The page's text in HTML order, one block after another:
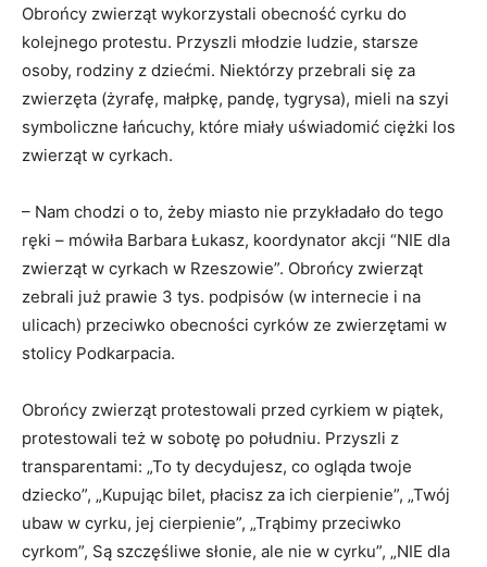
Obrońcy zwierząt wykorzystali obecność cyrku do
kolejnego protestu. Przyszli młodzie ludzie, starsze
osoby, rodziny z dziećmi. Niektórzy przebrali się za
zwierzęta (żyrafę, małpkę, pandę, tygrysa), mieli na szyi
symboliczne łańcuchy, które miały uświadomić ciężki los
zwierząt w cyrkach.
– Nam chodzi o to, żeby miasto nie przykładało do tego
ręki – mówiła Barbara Łukasz, koordynator akcji “NIE dla
zwierząt w cyrkach w Rzeszowie”. Obrońcy zwierząt
zebrali już prawie 3 tys. podpisów (w internecie i na
ulicach) przeciwko obecności cyrków ze zwierzętami w
stolicy Podkarpacia.
Obrońcy zwierząt protestowali przed cyrkiem w piątek,
protestowali też w sobotę po południu. Przyszli z
transparentami: „To ty decydujesz, co ogląda twoje
dziecko”, „Kupując bilet, płacisz za ich cierpienie”, „Twój
ubaw w cyrku, jej cierpienie”, „Trąbimy przeciwko
cyrkom”, Są szczęśliwe słonie, ale nie w cyrku”, „NIE dla